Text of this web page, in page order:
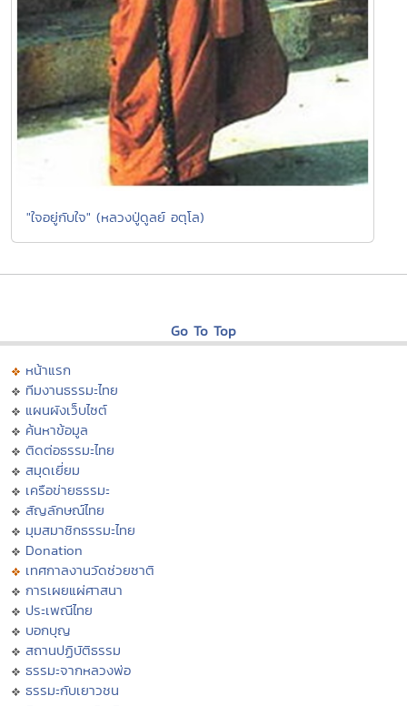
"ใจอยู่กับใจ" (หลวงปู่ดูลย์ อตุโล)
Go To Top
หน้าแรก
ทีมงานธรรมะไทย
แผนผังเว็บไซต์
ค้นหาข้อมูล
ติดต่อธรรมะไทย
สมุดเยี่ยม
เครือข่ายธรรมะ
สัญลักษณ์ไทย
มุมสมาชิกธรรมะไทย
Donation
เทศกาลงานวัดช่วยชาติ
การเผยแผ่ศาสนา
ประเพณีไทย
บอกบุญ
สถานปฏิบัติธรรม
ธรรมะจากหลวงพ่อ
ธรรมะกับเยาวชน